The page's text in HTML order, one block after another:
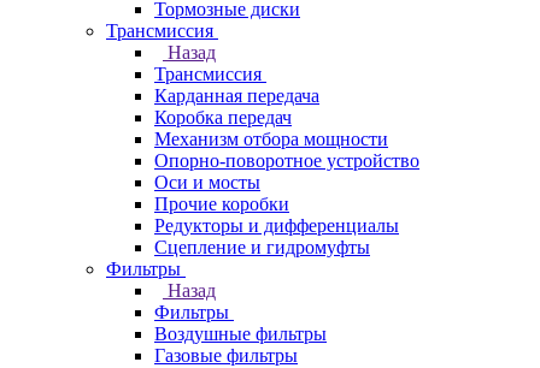
Тормозные диски
Трансмиссия
Назад
Трансмиссия
Карданная передача
Коробка передач
Механизм отбора мощности
Опорно-поворотное устройство
Оси и мосты
Прочие коробки
Редукторы и дифференциалы
Сцепление и гидромуфты
Фильтры
Назад
Фильтры
Воздушные фильтры
Газовые фильтры